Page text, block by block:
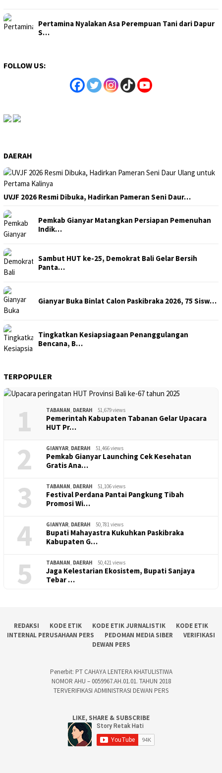
Pertamina Nyalakan Asa Perempuan Tani dari Dapur
S…
FOLLOW US:
DAERAH
UVJF 2026 Resmi Dibuka, Hadirkan Pameran Seni Daur…
Pemkab Gianyar Matangkan Persiapan Pemenuhan
Indik…
Sambut HUT ke-25, Demokrat Bali Gelar Bersih
Panta…
Gianyar Buka Binlat Calon Paskibraka 2026, 75 Sisw…
Tingkatkan Kesiapsiagaan Penanggulangan
Bencana, B…
TERPOPULER
1 TABANAN, DAERAH 51,679 views
Pemerintah Kabupaten Tabanan Gelar Upacara
HUT Pr…
2 GIANYAR, DAERAH 51,466 views
Pemkab Gianyar Launching Cek Kesehatan
Gratis Ana…
3 TABANAN, DAERAH 51,106 views
Festival Perdana Pantai Pangkung Tibah
Promosi Wi…
4 GIANYAR, DAERAH 50,781 views
Bupati Mahayastra Kukuhkan Paskibraka
Kabupaten G…
5 TABANAN, DAERAH 50,421 views
Jaga Kelestarian Ekosistem, Bupati Sanjaya
Tebar …
REDAKSI KODE ETIK KODE ETIK JURNALISTIK
KODE ETIK
INTERNAL PERUSAHAAN PERS
PEDOMAN MEDIA SIBER
VERIFIKASI
DEWAN PERS
Penerbit: PT CAHAYA LENTERA KHATULISTIWA
NOMOR AHU – 0059967.AH.01.01. TAHUN 2018
TERVERIFIKASI ADMINISTRASI DEWAN PERS
LIKE, SHARE & SUBSCRIBE